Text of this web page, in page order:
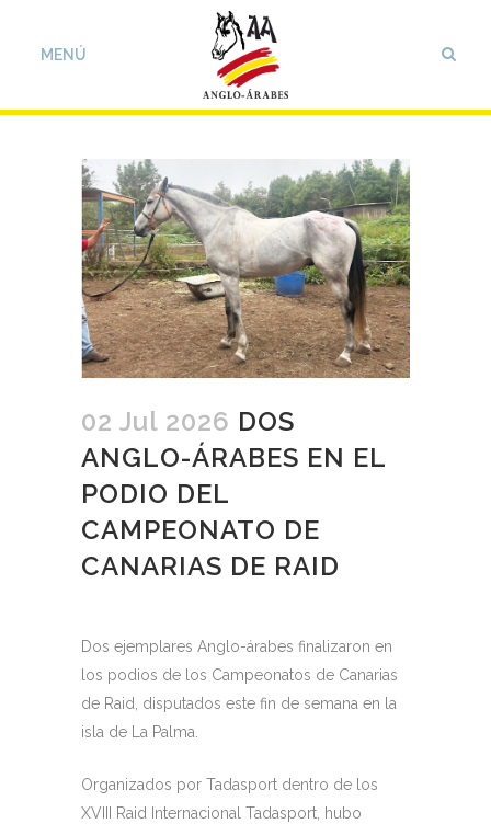
02 Jul 2026 DOS
ANGLO-ÁRABES EN EL
PODIO DEL
CAMPEONATO DE
CANARIAS DE RAID
Dos ejemplares Anglo-árabes finalizaron en
los podios de los Campeonatos de Canarias
de Raid, disputados este fin de semana en la
isla de La Palma.
Organizados por Tadasport dentro de los
XVIII Raid Internacional Tadasport, hubo